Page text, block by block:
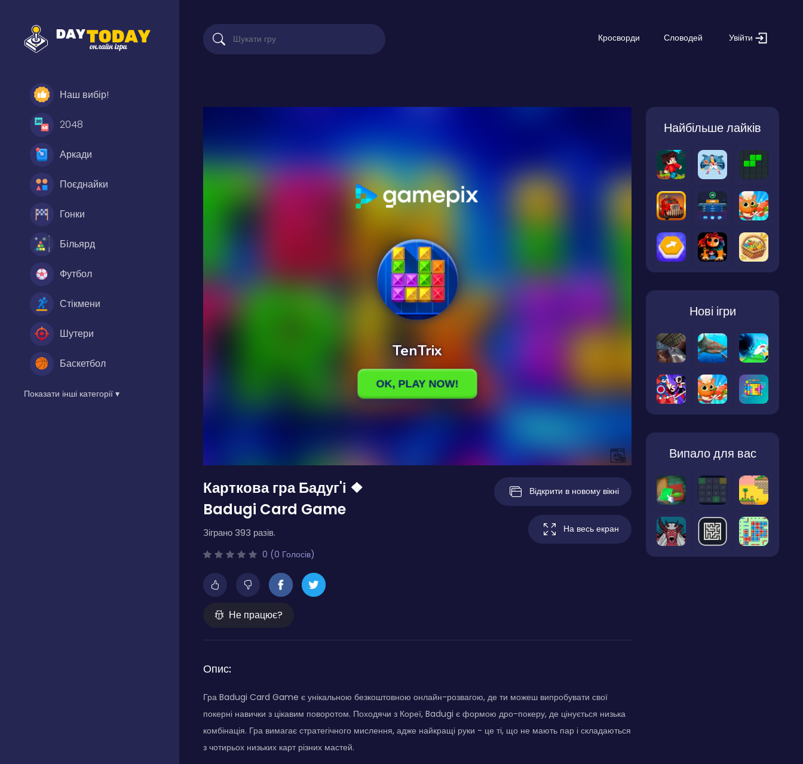
Наш вибір!
2048
Аркади
Поєднайки
Гонки
Більярд
Футбол
Стікмени
Шутери
Баскетбол
Показати інші категорії ▾
Кросворди Словодей Увійти
Карткова гра Бадуг'і ❖
Badugi Card Game
Зіграно 393 разів.
0 (0 Голосів)
Не працює?
Відкрити в новому вікні
На весь екран
Опис:
Гра Badugi Card Game є унікальною безкоштовною онлайн-розвагою, де ти можеш випробувати свої
покерні навички з цікавим поворотом. Походячи з Кореї, Badugi є формою дро-покеру, де цінується низька
комбінація. Гра вимагає стратегічного мислення, адже найкращі руки - це ті, що не мають пар і складаються
з чотирьох низьких карт різних мастей.
Найбільше лайків
Нові ігри
Випало для вас